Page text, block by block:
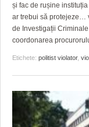
GRĂDINA
ZIARISTU’ DE
FINANŢĂRI
PE SURSE
CRONICĂ DE
UNDE
CLIPURI
JOCURI
ACCIDENTE
ANUNŢURI
CULTURA
INVATAMANT
JUSTITIE
și fac de rușine
ar trebui să protejeze…
de Investigații
coordonarea
Etichete: politist violator,